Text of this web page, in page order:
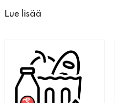
Lue lisää